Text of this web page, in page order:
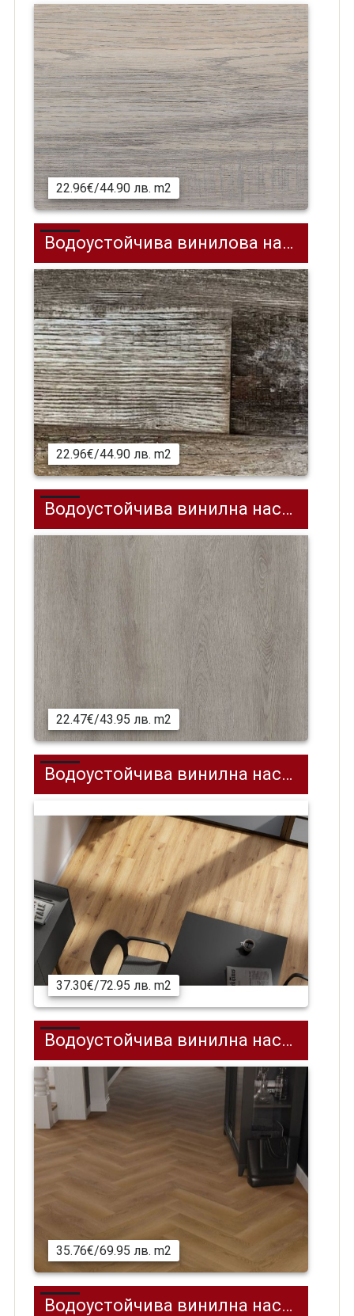
22.96€/44.90 лв. m2
Водоустойчива винилова настилка (SPC) на клик система Effector Brushed Oak MC0191-02, 1220 х 180 мм
22.96€/44.90 лв. m2
Водоустойчива винилнa настилка (SPC) на клик, Wood XL, BOSLAND OAK, 1220 x 228 мм, WD-205-PL
22.47€/43.95 лв. m2
Водоустойчива винилна настилка SPC на клик система REPUBLIC REELCEC06, Bump, 1218 x 228 мм
37.30€/72.95 лв. m2
Водоустойчива винилна настилка SPC на клик система REPUBLIC REAFCL004, Bro, 592 x 148 x 5.5 + 1.5 мм
35.76€/69.95 лв. m2
Водоустойчива винилна настилка SPC на клик система REPUBLIC REAFCL003, Snitch, 592 x 148 мм